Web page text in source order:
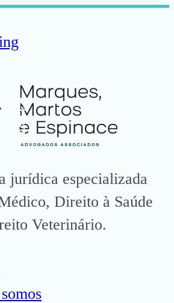
jurídica especializada
Direito à Saúde
Veterinário.